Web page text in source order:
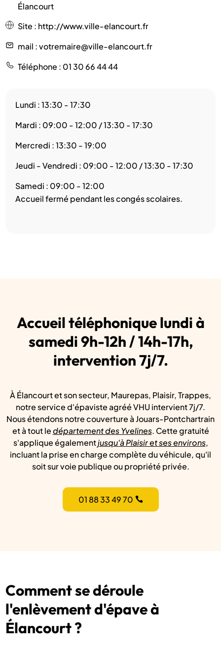
Élancourt
Site : http://www.ville-elancourt.fr
mail : votremaire@ville-elancourt.fr
Téléphone : 01 30 66 44 44
Lundi : 13:30 - 17:30
Mardi : 09:00 - 12:00 / 13:30 - 17:30
Mercredi : 13:30 - 19:00
Jeudi - Vendredi : 09:00 - 12:00 / 13:30 - 17:30
Samedi : 09:00 - 12:00
Accueil fermé pendant les congés scolaires.
Accueil téléphonique lundi à
samedi 9h-12h / 14h-17h,
intervention 7j/7.
À Élancourt et son secteur, Maurepas, Plaisir, Trappes,
notre service d'épaviste agréé VHU intervient 7j/7.
Nous étendons notre couverture à Jouars-Pontchartrain
et à tout ledépartement des Yvelines. Cette gratuité
s'applique égalementjusqu'à Plaisir et ses environs,
incluant la prise en charge complète du véhicule, qu'il
soit sur voie publique ou propriété privée.
01 88 33 49 70
Comment se déroule
l'enlèvement d'épave à
Élancourt ?